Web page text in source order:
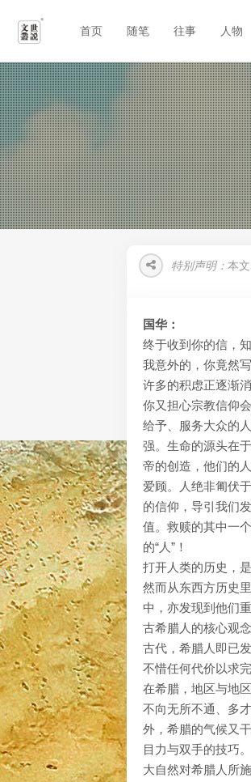
首页 随笔 往事 人物
特别声明： 本
国华：
终于收到你的信，
我意外的，你竟然
许多的积虑正逐渐消
你又担心宗教信仰
给予、服务大众的
强。生命的源头在
帝的创造，他们的
爱顾。人绝非匍伏
的信仰，导引我们
值。救赎的其中一
的“人”！
打开人类的历史，
然而从东西方历史
中，亦发现到他们
古希腊人的核心观
古代，希腊人即已
不惜任何代价以求
在希腊，地区与地
不向无所不通、多
外，希腊的气候又
目力与双手的技巧
大自然对希腊人所